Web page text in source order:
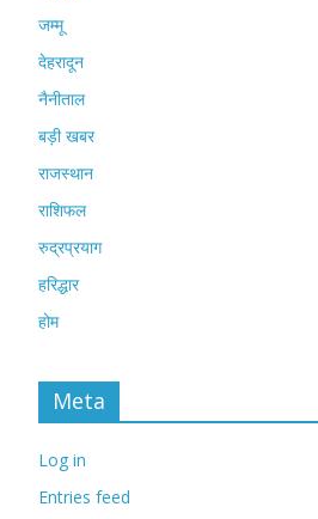
जम्मू
देहरादून
नैनीताल
बड़ी खबर
राजस्थान
राशिफल
रुद्रप्रयाग
हरिद्धार
होम
Meta
Log in
Entries feed